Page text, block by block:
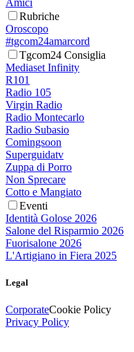
Rubriche
Oroscopo
#tgcom24amarcord
Tgcom24 Consiglia
Mediaset Infinity
R101
Radio 105
Virgin Radio
Radio Montecarlo
Radio Subasio
Comingsoon
Superguidatv
Zuppa di Porro
Non Sprecare
Cotto e Mangiato
Eventi
Identità Golose 2026
Salone del Risparmio 2026
Fuorisalone 2026
L'Artigiano in Fiera 2025
Legal
CorporateCookie Policy
Privacy Policy